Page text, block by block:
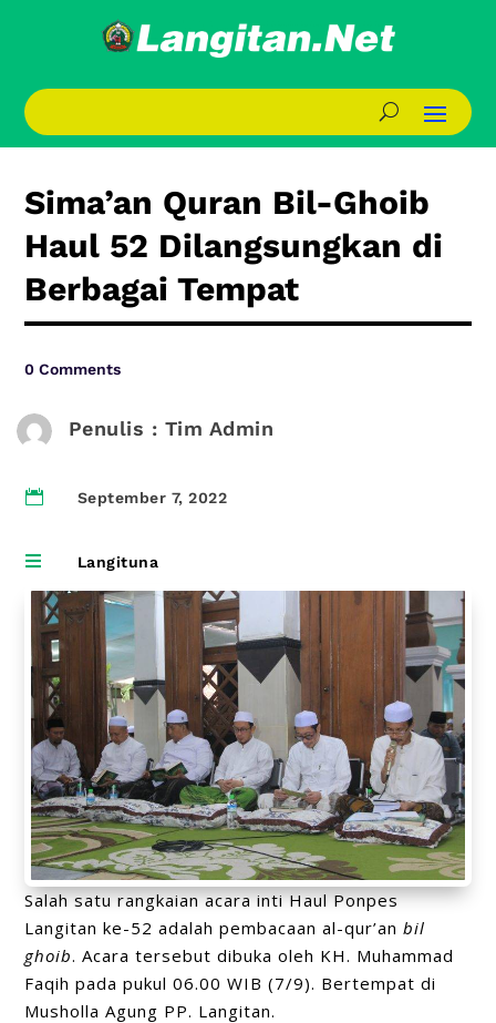
Sima’an Quran Bil-Ghoib
Haul 52 Dilangsungkan di
Berbagai Tempat
0 Comments
Penulis : Tim Admin
 September 7, 2022
 Langituna
Salah satu rangkaian acara inti Haul Ponpes
Langitan ke-52 adalah pembacaan al-qur’anbil
ghoib. Acara tersebut dibuka oleh KH. Muhammad
Faqih pada pukul 06.00 WIB (7/9). Bertempat di
Musholla Agung PP. Langitan.